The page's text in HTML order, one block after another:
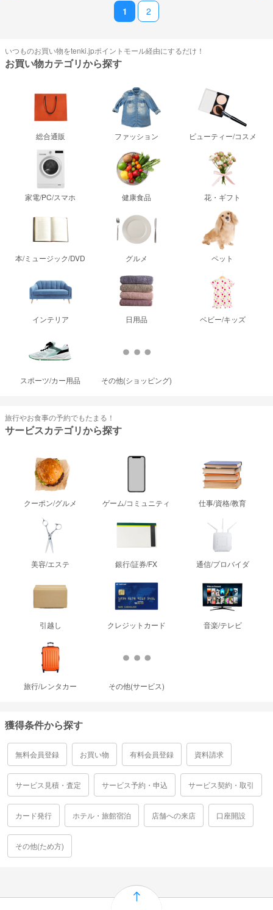
1 2
いつものお買い物をtenki.jpポイントモール経由にするだけ！
お買い物カテゴリから探す
総合通販 ファッション ビューティー/コスメ
家電/PC/スマホ 健康食品 花・ギフト
本/ミュージック/DVD グルメ ペット
インテリア 日用品 ベビー/キッズ
スポーツ/カー用品 その他(ショッピング)
旅行やお食事の予約でもたまる！
サービスカテゴリから探す
クーポン/グルメ ゲーム/コミュニティ 仕事/資格/教育
美容/エステ 銀行/証券/FX 通信/プロバイダ
引越し クレジットカード 音楽/テレビ
旅行/レンタカー その他(サービス)
獲得条件から探す
無料会員登録 お買い物 有料会員登録 資料請求
サービス見積・査定 サービス予約・申込 サービス契約・取引
カード発行 ホテル・旅館宿泊 店舗への来店 口座開設
その他(ため方)